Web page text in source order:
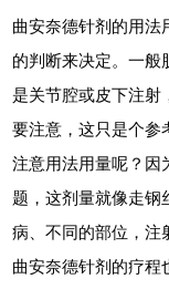
曲安奈德针剂的用法
的判断来决定。一般
是关节腔或皮下注射
要注意，这只是个参
注意用法用量呢？因
题，这剂量就像走钢
病、不同的部位，注
曲安奈德针剂的疗程